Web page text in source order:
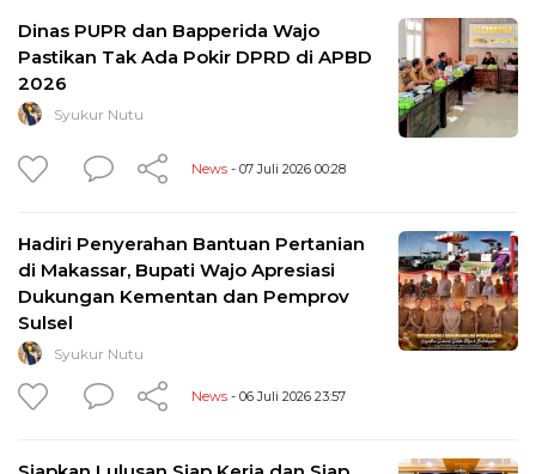
Dinas PUPR dan Bapperida Wajo
Pastikan Tak Ada Pokir DPRD di APBD
2026
Syukur Nutu
News - 07 Juli 2026 00:28
Hadiri Penyerahan Bantuan Pertanian
di Makassar, Bupati Wajo Apresiasi
Dukungan Kementan dan Pemprov
Sulsel
Syukur Nutu
News - 06 Juli 2026 23:57